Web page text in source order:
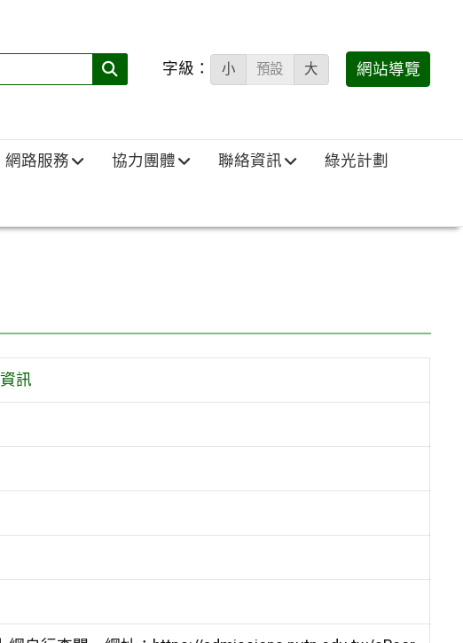
搜
填)：
字級： 小 預設 大 網站導覽
網路服務 協力團體 聯絡資訊 綠光計劃
訊